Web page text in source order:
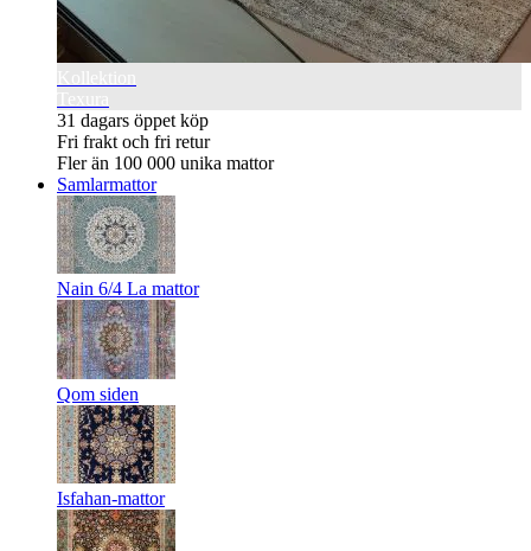
31 dagars öppet köp
Fri frakt och fri retur
Fler än 100 000 unika mattor
Samlarmattor
Nain 6/4 La mattor
Qom siden
Isfahan-mattor